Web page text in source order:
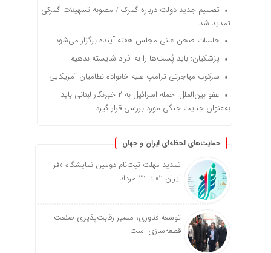
تصمیم جدید دولت درباره گمرک / مصوبه تسهیلات گمرکی
تمدید شد
جلسات صحن علنی مجلس هفته آینده برگزار می‌شود
پزشکیان: باید پُست‌ها را به افراد شایسته بدهیم
سرکوب مهاجرتی ترامپ علیه خانواده نظامیان آمریکایی
عفو بین‌الملل: حمله اسرائیل به ۲ خبرنگار لبنانی باید
به‌عنوان جنایت جنگی مورد بررسی قرار گیرد
حمایت‌های لحظه‌ای ایران و جهان
تمدید مهلت ثبت‌نام دومین نمایشگاه «فر
ایران ۲» تا ۳۱ مرداد
توسعه فناوری، مسیر رقابت‌پذیری صنعت
قطعه‌سازی است